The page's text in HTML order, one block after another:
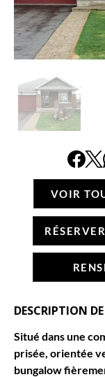
VOIR
DESCRIPTION
Situé dans une
prisée, orientée
bungalow